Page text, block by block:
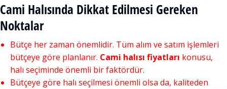
Cami Halısında Dikkat Edilmesi Gereken
Noktalar
Bütçe her zaman önemlidir. Tüm alım ve satım işlemleri
bütçeye göre planlanır. Cami halısı fiyatları konusu,
halı seçiminde önemli bir faktördür.
Bütçeye göre halı seçilmesi önemli olsa da, kaliteden